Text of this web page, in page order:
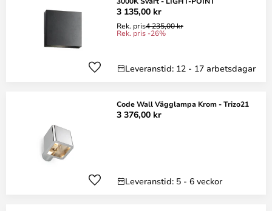
3 135,00 kr
Rek. pris4 235,00 kr
Rek. pris -26%
Leveranstid: 12 - 17 arbetsdagar
Code Wall Vägglampa Krom - Trizo21
3 376,00 kr
Leveranstid: 5 - 6 veckor